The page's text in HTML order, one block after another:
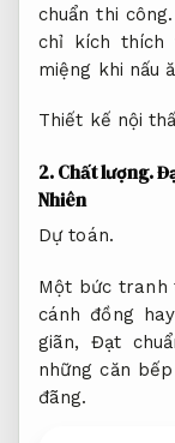
chuẩn thi công.
chỉ kích thích
miệng khi nấu
Thiết kế nội
2.Chất lượng.
Nhiên
Dự toán.
Một bức tranh
cánh đồng
giãn, Đạt
những căn
đãng.